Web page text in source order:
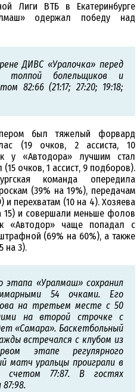
Лиги ВТБ в Екатеринбурге
одержал победу над
ДИВС «Уралочка» перед
толпой болельщиков и
82:66 (21:17; 27:20; 19:18;
был тяжелый форвард
(19 очков, 2 ассиста, 10
у «Автодора» лучшим стал
очков, 1 ассист, 9 подборов).
команда опередила
(39% на 19%), передачам
и перехватам (10 на 4). Хозяева
15) и совершали меньше фолов
«Автодор» чаще попадал с
(69% на 60%), а также
на 3).
этапа «Уралмаш» сохранил
54 очками. Его
на третьем месте с 50
на второй строчке с
«Самара». Баскетбольный
встречался с клубом из
этапе регулярного
матч уральцы проиграли в
счетом 77:87. В гостях